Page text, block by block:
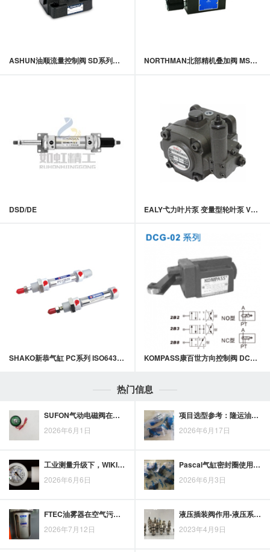
ASHUN油顺流量控制阀 SD系列液控节流阀 NORTHMAN北部精机叠加阀 MSRF-02,03系列叠加式电控溢流阀
DSD/DE EALY弋力叶片泵 变量型轮叶泵 VDC系列中高压变量叶片泵
SHAKO新恭气缸 PC系列 ISO6432 圆形气缸 KOMPASS康百世方向控制阀 DCG-02系列机械式换向阀
热门信息
SUFON气动电磁阀在现代制造产线中的控制价值与应用要点
2026年6月1日
项目选型参考：隆运油缸型号的分类与适配要点
2026年6月17日
工业测量升级下，WIKI隔膜压力表的技术趋势与应用机会
2026年6月6日
Pascal气缸密封圈使用中常见问题与处理思路
2026年6月3日
FTEC油雾器在空气污染应对中的应用关注点
2026年7月12日
液压插装阀作用-液压系统插装阀的结构及原理
2023年4月9日